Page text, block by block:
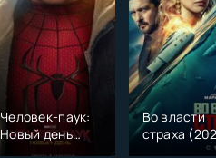
Человек-паук:
Новый день
(2026)
Во власти
страха